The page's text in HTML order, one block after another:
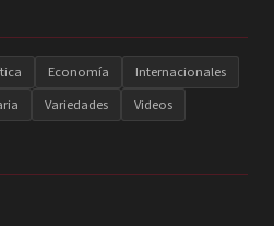
Economía
Internacionales
Variedades Videos